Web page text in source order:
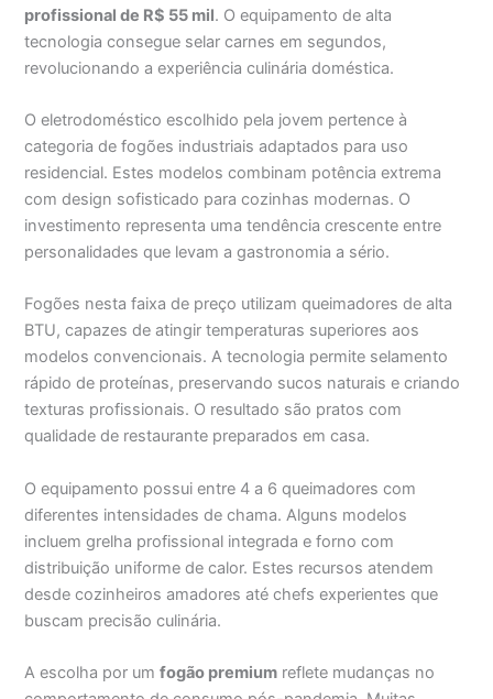
profissional de R$ 55 mil. O equipamento de alta
tecnologia consegue selar carnes em segundos,
revolucionando a experiência culinária doméstica.
O eletrodoméstico escolhido pela jovem pertence à
categoria de fogões industriais adaptados para uso
residencial. Estes modelos combinam potência extrema
com design sofisticado para cozinhas modernas. O
investimento representa uma tendência crescente entre
personalidades que levam a gastronomia a sério.
Fogões nesta faixa de preço utilizam queimadores de alta
BTU, capazes de atingir temperaturas superiores aos
modelos convencionais. A tecnologia permite selamento
rápido de proteínas, preservando sucos naturais e criando
texturas profissionais. O resultado são pratos com
qualidade de restaurante preparados em casa.
O equipamento possui entre 4 a 6 queimadores com
diferentes intensidades de chama. Alguns modelos
incluem grelha profissional integrada e forno com
distribuição uniforme de calor. Estes recursos atendem
desde cozinheiros amadores até chefs experientes que
buscam precisão culinária.
A escolha por umfogão premium reflete mudanças no